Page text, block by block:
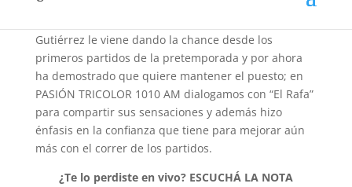
Gutiérrez le viene dando la chance desde los
primeros partidos de la pretemporada y por ahora
ha demostrado que quiere mantener el puesto; en
PASIÓN TRICOLOR 1010 AM dialogamos con “El Rafa”
para compartir sus sensaciones y además hizo
énfasis en la confianza que tiene para mejorar aún
más con el correr de los partidos.
¿Te lo perdiste en vivo? ESCUCHÁ LA NOTA